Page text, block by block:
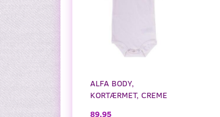
ALFA BODY,
KORTÆRMET, CREME
89,95